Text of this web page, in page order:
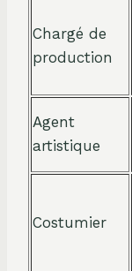
Chargé de
production
Agent
artistique
Costumier